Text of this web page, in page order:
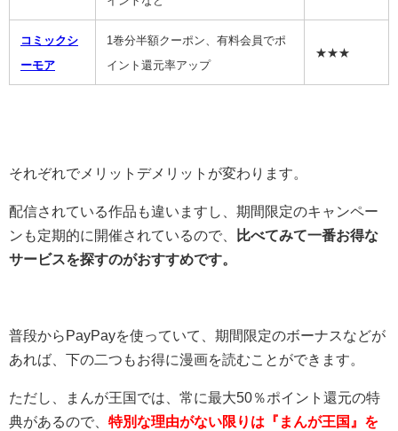
コミックシ
ーモア
1巻分半額クーポン、有料会員でポ
イント還元率アップ
★★★
それぞれでメリットデメリットが変わります。
配信されている作品も違いますし、期間限定のキャンペー
ンも定期的に開催されているので、
比べてみて一番お得な
サービスを探すのがおすすめです。
普段からPayPayを使っていて、期間限定のボーナスなどが
あれば、下の二つもお得に漫画を読むことができます。
ただし、まんが王国では、常に最大50％ポイント還元の特
典があるので、 特別な理由がない限りは『まんが王国』を